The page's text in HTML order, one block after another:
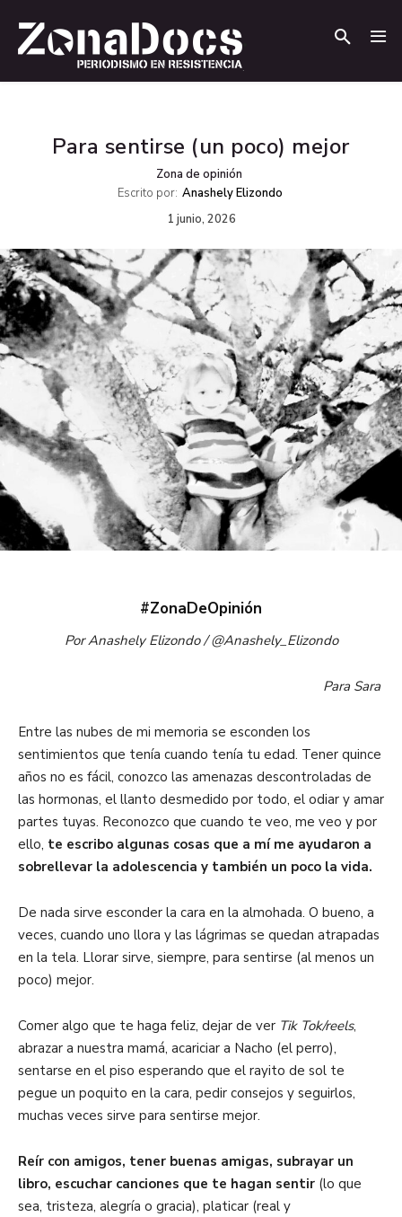
Para sentirse (un poco) mejor
Zona de opinión
Escrito por: Anashely Elizondo
1 junio, 2026
#ZonaDeOpinión
Por Anashely Elizondo / @Anashely_Elizondo
Para Sara
Entre las nubes de mi memoria se esconden los
sentimientos que tenía cuando tenía tu edad. Tener quince
años no es fácil, conozco las amenazas descontroladas de
las hormonas, el llanto desmedido por todo, el odiar y amar
partes tuyas. Reconozco que cuando te veo, me veo y por
ello, te escribo algunas cosas que a mí me ayudaron a
sobrellevar la adolescencia y también un poco la vida.
De nada sirve esconder la cara en la almohada. O bueno, a
veces, cuando uno llora y las lágrimas se quedan atrapadas
en la tela. Llorar sirve, siempre, para sentirse (al menos un
poco) mejor.
Comer algo que te haga feliz, dejar de ver Tik Tok/reels,
abrazar a nuestra mamá, acariciar a Nacho (el perro),
sentarse en el piso esperando que el rayito de sol te
pegue un poquito en la cara, pedir consejos y seguirlos,
muchas veces sirve para sentirse mejor.
Reír con amigos, tener buenas amigas, subrayar un
libro, escuchar canciones que te hagan sentir (lo que
sea, tristeza, alegría o gracia), platicar (real y